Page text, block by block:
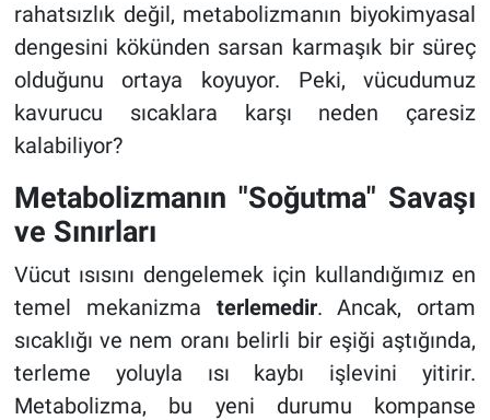
rahatsızlık değil, metabolizmanın biyokimyasal
dengesini kökünden sarsan karmaşık bir süreç
olduğunu ortaya koyuyor. Peki, vücudumuz
kavurucu sıcaklara karşı neden çaresiz
kalabiliyor?
Metabolizmanın "Soğutma" Savaşı
ve Sınırları
Vücut ısısını dengelemek için kullandığımız en
temel mekanizma terlemedir. Ancak, ortam
sıcaklığı ve nem oranı belirli bir eşiği aştığında,
terleme yoluyla ısı kaybı işlevini yitirir.
Metabolizma, bu yeni durumu kompanse